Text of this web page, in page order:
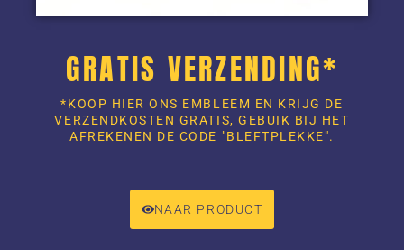
GRATIS VERZENDING*
*KOOP HIER ONS EMBLEEM EN KRIJG DE
VERZENDKOSTEN GRATIS, GEBUIK BIJ HET
AFREKENEN DE CODE "BLEFTPLEKKE".
NAAR PRODUCT